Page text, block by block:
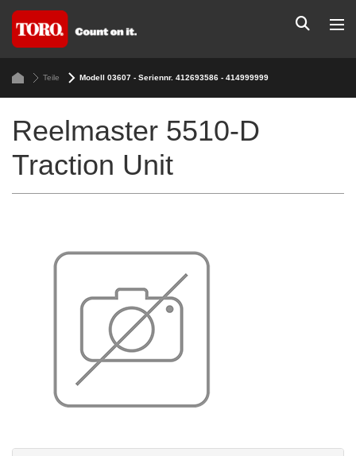
Teile Modell 03607 - Seriennr. 412693586 - 414999999
Reelmaster 5510-D
Traction Unit